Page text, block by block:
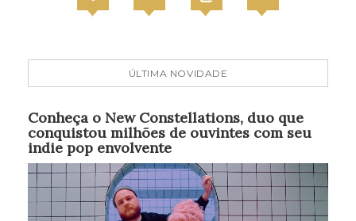
ÚLTIMA NOVIDADE
Conheça o New Constellations, duo que
conquistou milhões de ouvintes com seu
indie pop envolvente